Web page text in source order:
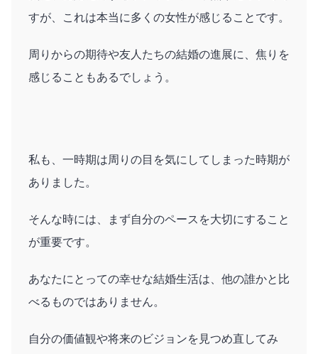
すが、これは本当に多くの女性が感じることです。
周りからの期待や友人たちの結婚の進展に、焦りを
感じることもあるでしょう。
私も、一時期は周りの目を気にしてしまった時期が
ありました。
そんな時には、まず自分のペースを大切にすること
が重要です。
あなたにとっての幸せな結婚生活は、他の誰かと比
べるものではありません。
自分の価値観や将来のビジョンを見つめ直してみ